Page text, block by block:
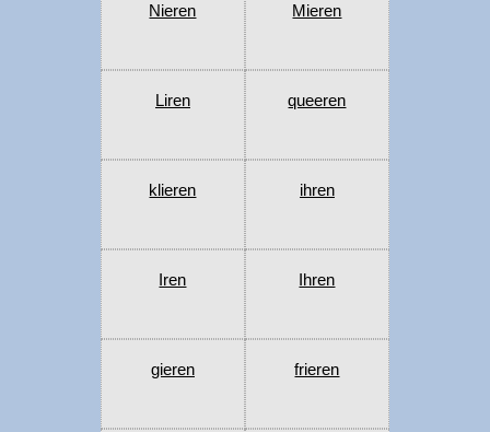
Nieren Mieren
Liren queeren
klieren ihren
Iren Ihren
gieren frieren